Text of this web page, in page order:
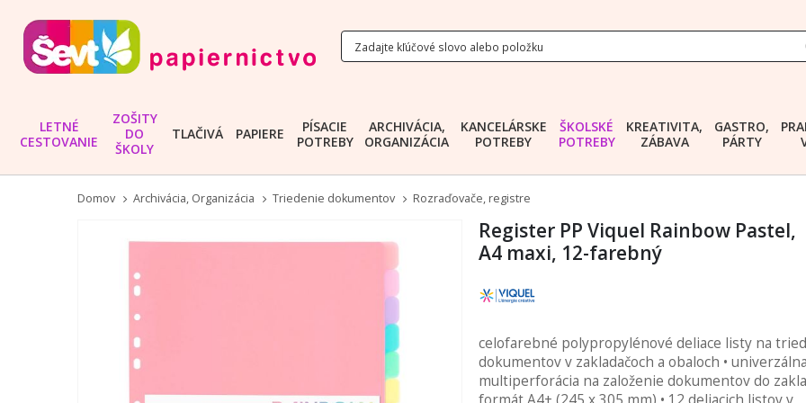
LETNÉ
CESTOVANIE
ZOŠITY
DO
ŠKOLY
TLAČIVÁ PAPIERE
PÍSACIE
POTREBY
ARCHIVÁCIA,
ORGANIZÁCIA
KANCELÁRSKE
POTREBY
ŠKOLSKÉ
POTREBY
KREATIVITA,
ZÁBAVA
GASTRO,
PÁRTY
Domov Archivácia, Organizácia Triedenie dokumentov Rozraďovače, registre
Register PP Viquel Rainbow Pastel,
A4 maxi, 12-farebný
celofarebné polypropylénové deliace listy na
dokumentov v zakladačoch a obaloch •
multiperforácia na založenie dokumentov do